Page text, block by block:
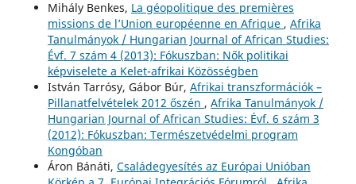
Mihály Benkes, La géopolitique des premières
missions de l’Union européenne en Afrique , Afrika
Tanulmányok / Hungarian Journal of African Studies:
Évf. 7 szám 4 (2013): Fókuszban: Nők politikai
képviselete a Kelet-afrikai Közösségben
István Tarrósy, Gábor Búr, Afrikai transzformációk –
Pillanatfelvételek 2012 őszén , Afrika Tanulmányok /
Hungarian Journal of African Studies: Évf. 6 szám 3
(2012): Fókuszban: Természetvédelmi program
Kongóban
Áron Bánáti, Családegyesítés az Európai Unióban